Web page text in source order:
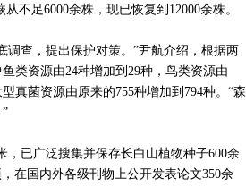
不足6000余株，现已恢复到12000余株。
调查，提出保护对策。”尹航介绍，根据两
类资源由24种增加到29种，鸟类资源由
真菌资源由原来的755种增加到794种。“森
已广泛搜集并保存长白山植物种子600余
在国内外各级刊物上公开发表论文350余